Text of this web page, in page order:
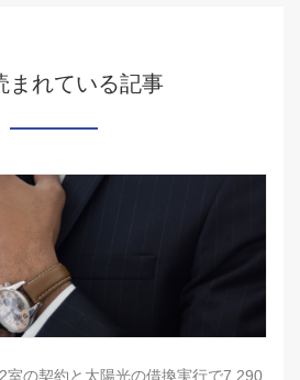
まれている記事
室の契約と太陽光の借換実行で7,290